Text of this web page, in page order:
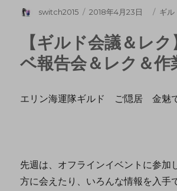
switch2015 2018年4月23日 ギル
【ギルド会議＆レ
ベ報告会＆レク＆作
エリン海運隊ギルド ご隠居 金魅
先週は、オフラインイベントに参加
方に会えたり、いろんな情報を入手